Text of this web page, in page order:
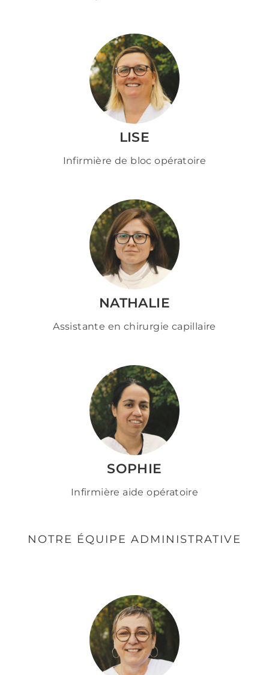
LISE
Infirmière de bloc opératoire
NATHALIE
Assistante en chirurgie capillaire
SOPHIE
Infirmière aide opératoire
NOTRE ÉQUIPE ADMINISTRATIVE